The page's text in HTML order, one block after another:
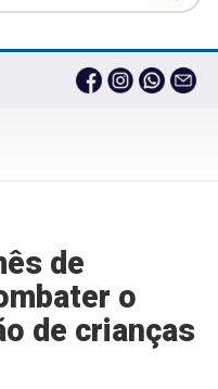
de
o
de crianças